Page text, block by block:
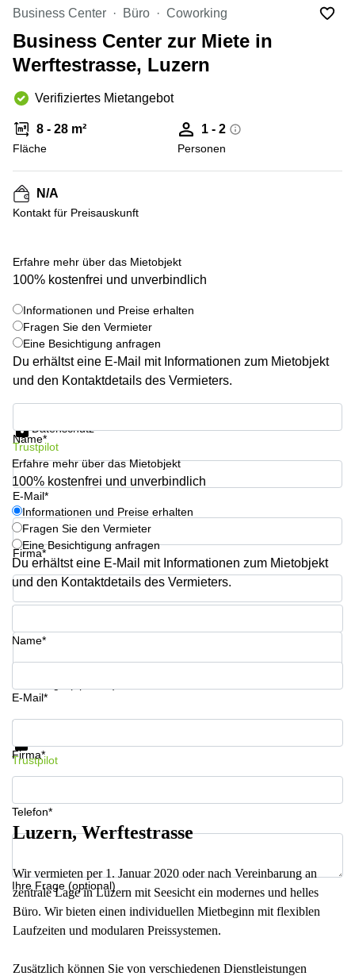
Lausanne
Coworking
Genf
Bern
Coworking
Winterthur
Büro
Zürich
Büro
Bern
Büro
mieten
Basel
mieten
Business
Center
Zürich
Business
Center
Zug
Business
Center
Bern
40 Zürich
Gotthardstrasse
26 Zug
28 Zug
Gubelstrasse
12 Zug
General-
Strasse
6/8 Zug
Grafenauweg
Teichgässlein
9 Basel
Aeschengraben
29 Basel
Zugerstrasse
Glärnischstrasse
13 Wil
Werftestrasse
4 Luzern
Business Center Büro Coworking
Business Center zur Miete in
Werftestrasse, Luzern
Verifiziertes Mietangebot
8 - 28 m²
Fläche
1 - 2
Personen
N/A
Kontakt für Preisauskunft
Erfahre mehr über das Mietobjekt
100% kostenfrei und unverbindlich
Informationen und Preise erhalten
Fragen Sie den Vermieter
Eine Besichtigung anfragen
Du erhältst eine E-Mail mit Informationen zum Mietobjekt
und den Kontaktdetails des Vermieters.
Name*
E-Mail*
Firma*
Telefon*
Datenschutz
Trustpilot
Erfahre mehr über das Mietobjekt
100% kostenfrei und unverbindlich
Informationen und Preise erhalten
Fragen Sie den Vermieter
Eine Besichtigung anfragen
Du erhältst eine E-Mail mit Informationen zum Mietobjekt
und den Kontaktdetails des Vermieters.
Name*
E-Mail*
Firma*
Telefon*
Ihre Frage (optional)
Informationen und Preise erhalten
Trustpilot
Luzern, Werftestrasse
Wir vermieten per 1. Januar 2020 oder nach Vereinbarung an
zentrale Lage in Luzern mit Seesicht ein modernes und helles
Büro. Wir bieten einen individuellen Mietbeginn mit flexiblen
Laufzeiten und modularen Preissystemen.
Zusätzlich können Sie von verschiedenen Dienstleistungen